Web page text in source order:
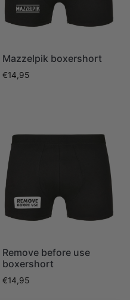
Mazzelpik boxershort
€14,95
Remove before use
boxershort
€14,95